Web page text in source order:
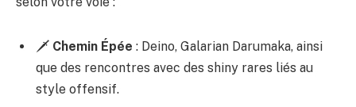
🗡️ Chemin Épée : Deino, Galarian Darumaka, ainsi
que des rencontres avec des shiny rares liés au
style offensif.